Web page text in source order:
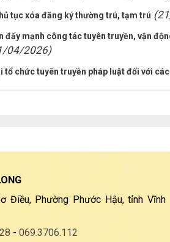
tục xóa đăng ký thường trú, tạm trú
đẩy mạnh công tác tuyên truyền, vận
04/2026)
tổ chức tuyên truyền pháp luật đối với
Điều, Phường Phước Hậu, tỉnh Vĩnh
- 069.3706.112